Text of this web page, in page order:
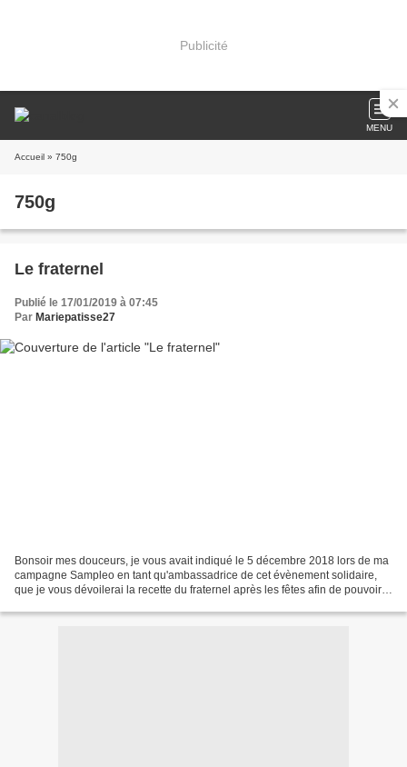
Publicité
MENU
Accueil » 750g
750g
Le fraternel
Publié le 17/01/2019 à 07:45
Par Mariepatisse27
Bonsoir mes douceurs, je vous avait indiqué le 5 décembre 2018 lors de ma
campagne Sampleo en tant qu'ambassadrice de cet évènement solidaire,
que je vous dévoilerai la recette du fraternel après les fêtes afin de pouvoir